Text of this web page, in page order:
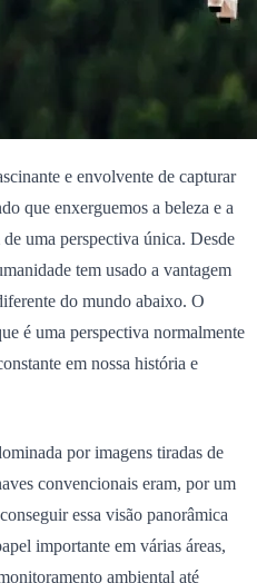
e envolvente de capturar
que enxerguemos a beleza e a
uma perspectiva única. Desde
tem usado a vantagem
do mundo abaixo. O
é uma perspectiva normalmente
em nossa história e
por imagens tiradas de
convencionais eram, por um
essa visão panorâmica
importante em várias áreas,
ambiental até